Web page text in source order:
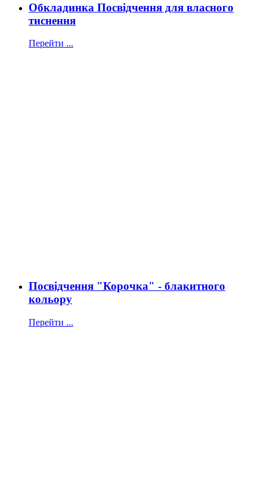
Обкладинка Посвідчення для власного
тиснення
Перейти ...
Посвідчення "Корочка" - блакитного
кольору
Перейти ...